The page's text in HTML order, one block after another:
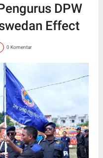
DPW
Effect
0 Komentar